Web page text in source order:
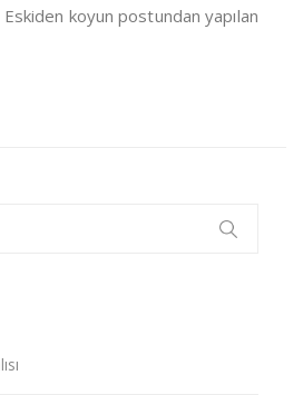
koyun postundan yapılan